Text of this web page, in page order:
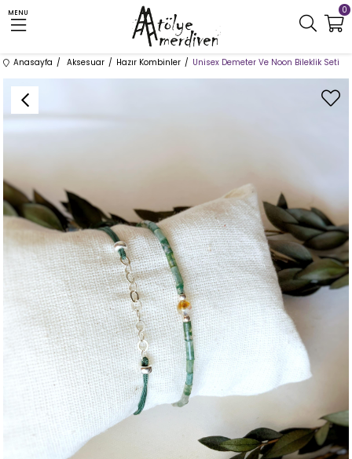
MENU 0
Anasayfa Aksesuar Hazır Kombinler Unisex Demeter Ve Noon Bileklik Seti